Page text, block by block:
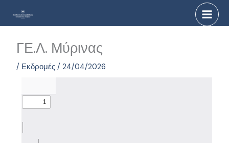
ΓΕ.Λ. Μύρινας
/ Εκδρομές /24/04/2026